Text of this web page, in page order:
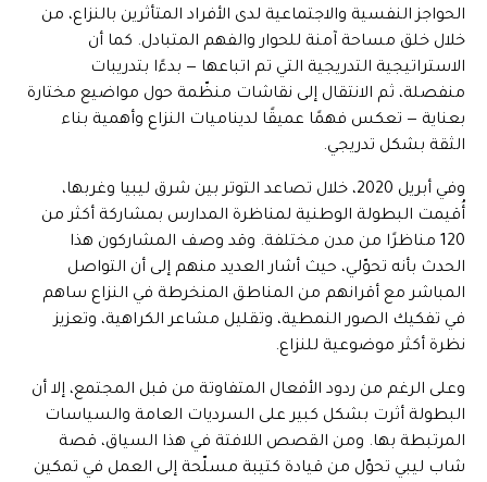
الحواجز النفسية والاجتماعية لدى الأفراد المتأثرين بالنزاع، من
خلال خلق مساحة آمنة للحوار والفهم المتبادل. كما أن
الاستراتيجية التدريجية التي تم اتباعها — بدءًا بتدريبات
منفصلة، ثم الانتقال إلى نقاشات منظّمة حول مواضيع مختارة
بعناية — تعكس فهمًا عميقًا لديناميات النزاع وأهمية بناء
الثقة بشكل تدريجي.
وفي أبريل 2020، خلال تصاعد التوتر بين شرق ليبيا وغربها،
أُقيمت البطولة الوطنية لمناظرة المدارس بمشاركة أكثر من
120 مناظرًا من مدن مختلفة. وقد وصف المشاركون هذا
الحدث بأنه تحوّلي، حيث أشار العديد منهم إلى أن التواصل
المباشر مع أقرانهم من المناطق المنخرطة في النزاع ساهم
في تفكيك الصور النمطية، وتقليل مشاعر الكراهية، وتعزيز
نظرة أكثر موضوعية للنزاع.
وعلى الرغم من ردود الأفعال المتفاوتة من قبل المجتمع، إلا أن
البطولة أثرت بشكل كبير على السرديات العامة والسياسات
المرتبطة بها. ومن القصص اللافتة في هذا السياق، قصة
شاب ليبي تحوّل من قيادة كتيبة مسلّحة إلى العمل في تمكين